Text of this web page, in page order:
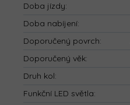
Doba jízdy:
Doba nabíjení:
Doporučený povrch:
Doporučený věk:
Druh kol:
Funkční LED světla: